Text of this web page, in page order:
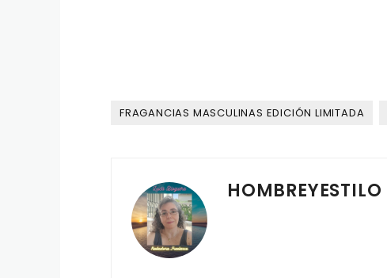
FRAGANCIAS MASCULINAS EDICIÓN LIMITADA
HOMBREYESTILO